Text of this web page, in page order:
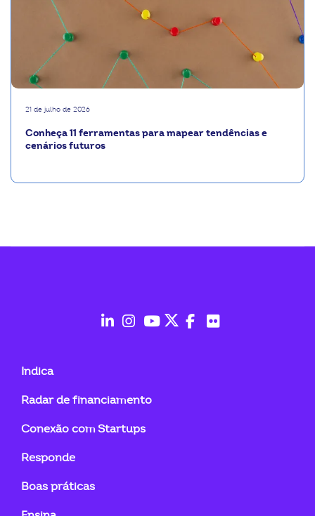
21 de julho de 2026
Conheça 11 ferramentas para mapear tendências e
cenários futuros
in
Indica
Radar de financiamento
Conexão com Startups
Responde
Boas práticas